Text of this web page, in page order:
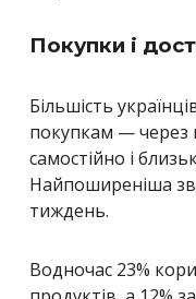
Покупки і
Більшість
покупкам — через
самостійно і
Найпоширеніша
тиждень.
Водночас 23%